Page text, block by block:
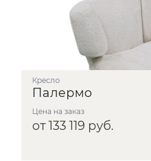
Кресло
Палермо
Цена на заказ
от 133 119 руб.